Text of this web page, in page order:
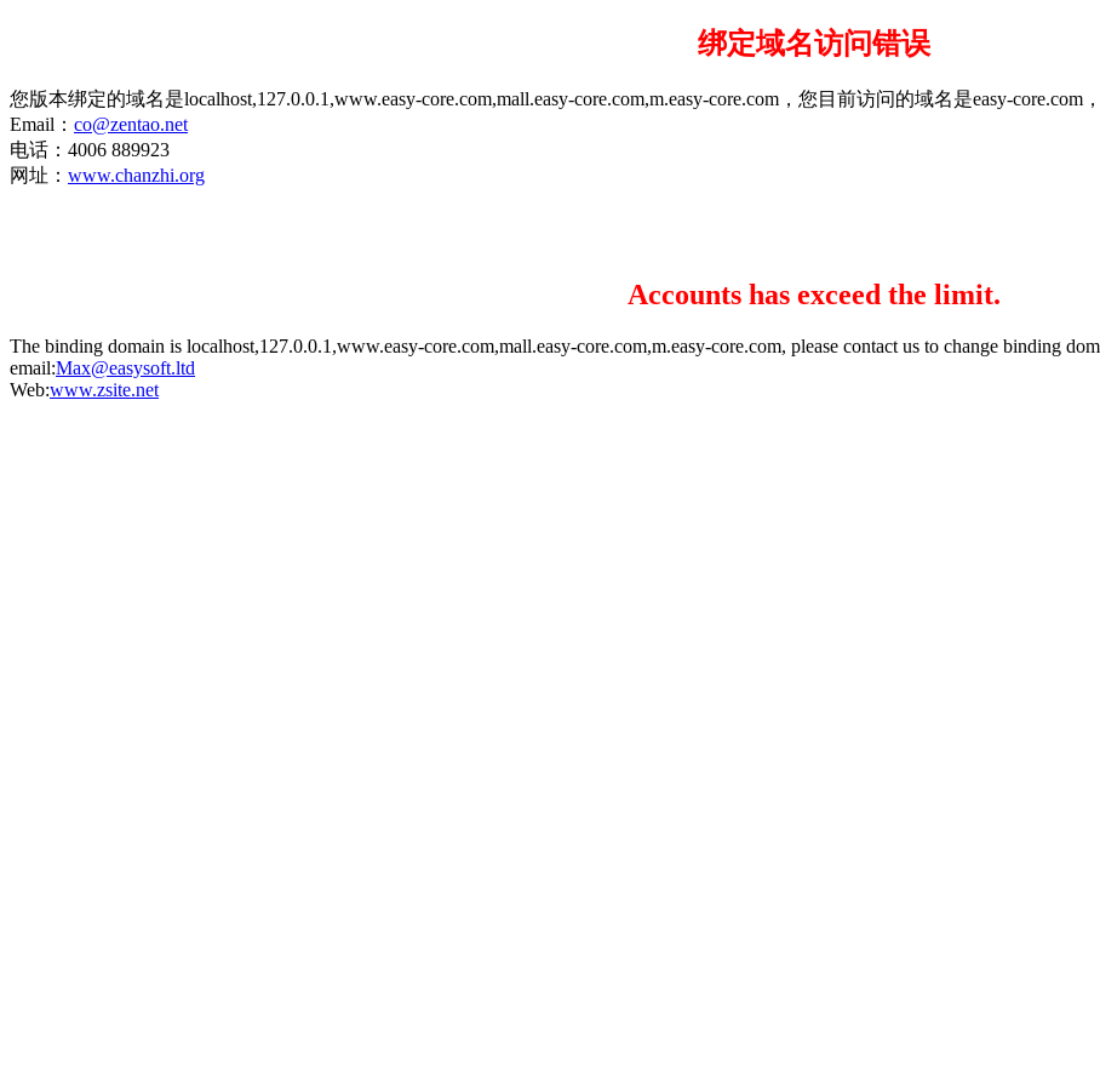
绑定域名访问错误
您版本绑定的域名是localhost,127.0.0.1,www.easy-core.com,mall.easy-core.com,m.easy-core.com，您目前访问的域名是easy-
Email： co@zentao.net
电话：4006 889923
网址： www.chanzhi.org
Accounts has exceed the limit.
The binding domain is localhost,127.0.0.1,www.easy-core.com,mall.easy-core.com,m.easy-core.com, please contact us to change binding
email:Max@easysoft.ltd
Web:www.zsite.net